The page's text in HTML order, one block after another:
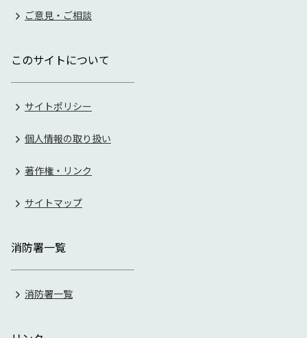
ご意見・ご相談
このサイトについて
サイトポリシー
個人情報の取り扱い
著作権・リンク
サイトマップ
消防署一覧
消防署一覧